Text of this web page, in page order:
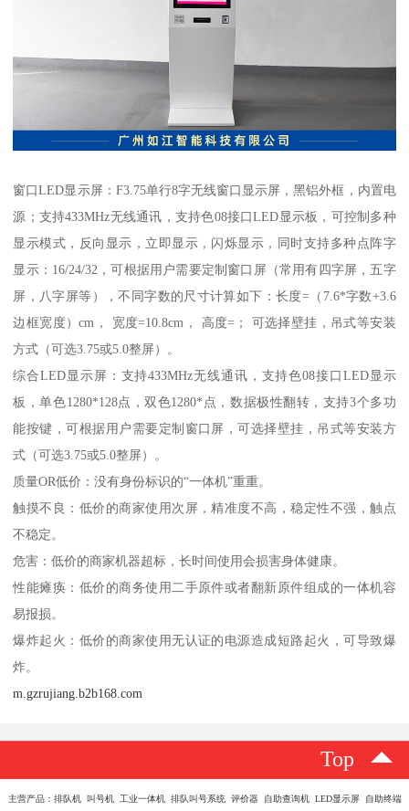
窗口LED显示屏：F3.75单行8字无线窗口显示屏，黑铝外框，内置电
源；支持433MHz无线通讯，支持色08接口LED显示板，可控制多种
显示模式，反向显示，立即显示，闪烁显示，同时支持多种点阵字
显示：16/24/32，可根据用户需要定制窗口屏（常用有四字屏，五字
屏，八字屏等），不同字数的尺寸计算如下：长度=（7.6*字数+3.6
边框宽度）cm， 宽度=10.8cm， 高度=； 可选择壁挂，吊式等安装
方式（可选3.75或5.0整屏）。
综合LED显示屏：支持433MHz无线通讯，支持色08接口LED显示
板，单色1280*128点，双色1280*点，数据极性翻转，支持3个多功
能按键，可根据用户需要定制窗口屏，可选择壁挂，吊式等安装方
式（可选3.75或5.0整屏）。
质量OR低价：没有身份标识的“一体机”重重。
触摸不良：低价的商家使用次屏，精准度不高，稳定性不强，触点
不稳定。
危害：低价的商家机器超标，长时间使用会损害身体健康。
性能瘫痪：低价的商务使用二手原件或者翻新原件组成的一体机容
易报损。
爆炸起火：低价的商家使用无认证的电源造成短路起火，可导致爆
炸。
m.gzrujiang.b2b168.com
Top
主营产品：排队机 叫号机 工业一体机 排队叫号系统 评价器 自助查询机 LED显示屏 自助终端